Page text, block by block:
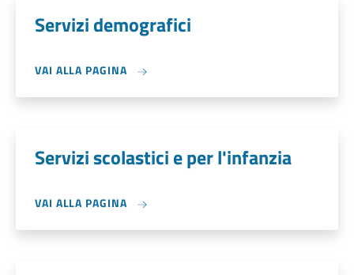
Servizi demografici
VAI ALLA PAGINA
Servizi scolastici e per l'infanzia
VAI ALLA PAGINA